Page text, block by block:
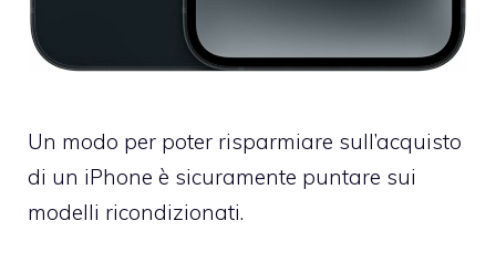
Un modo per poter risparmiare sull’acquisto
di un iPhone è sicuramente puntare sui
modelli ricondizionati.